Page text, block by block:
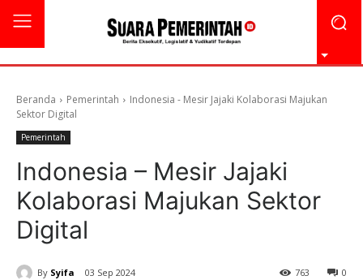
Beranda Pemerintah
Indonesia - Mesir Jajaki Kolaborasi Majukan
Sektor Digital
Pemerintah
Indonesia – Mesir Jajaki
Kolaborasi Majukan Sektor
Digital
By Syifa 03 Sep 2024 0
763